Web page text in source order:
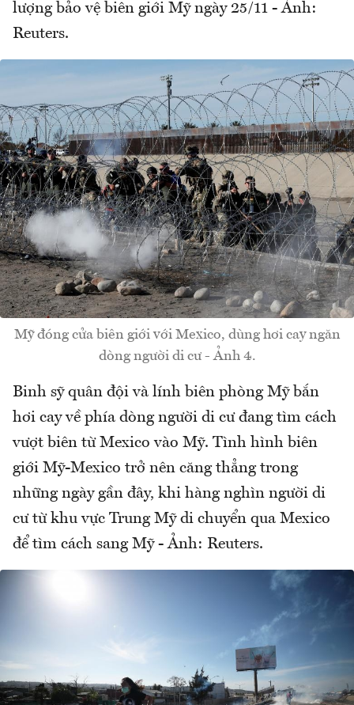
lượng bảo vệ biên giới Mỹ ngày 25/11 - Ảnh:
Reuters.
Mỹ đóng cửa biên giới với Mexico, dùng hơi cay ngăn
dòng người di cư - Ảnh 4.
Binh sỹ quân đội và lính biên phòng Mỹ bắn
hơi cay về phía dòng người di cư đang tìm cách
vượt biên từ Mexico vào Mỹ. Tình hình biên
giới Mỹ-Mexico trở nên căng thẳng trong
những ngày gần đây, khi hàng nghìn người di
cư từ khu vực Trung Mỹ di chuyển qua Mexico
để tìm cách sang Mỹ - Ảnh: Reuters.